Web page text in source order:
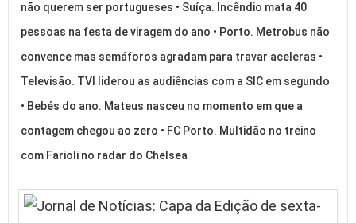
não querem ser portugueses • Suíça. Incêndio mata 40
pessoas na festa de viragem do ano • Porto. Metrobus não
convence mas semáforos agradam para travar aceleras •
Televisão. TVI liderou as audiências com a SIC em segundo
• Bebés do ano. Mateus nasceu no momento em que a
contagem chegou ao zero • FC Porto. Multidão no treino
com Farioli no radar do Chelsea